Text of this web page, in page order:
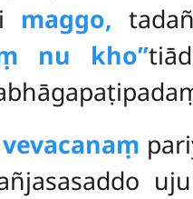
maggo,
nu kho’’
añjasasaddo